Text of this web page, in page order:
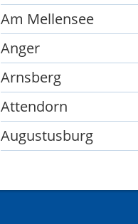
Am Mellensee
Anger
Arnsberg
Attendorn
Augustusburg